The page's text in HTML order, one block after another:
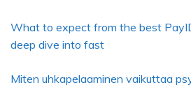
What to expect from the best
deep dive into fast
Miten uhkapelaaminen vaikuttaa